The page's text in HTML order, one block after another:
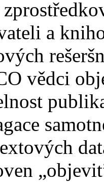
a
vědci